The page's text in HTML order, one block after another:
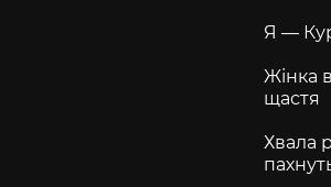
Я —
Жінка
щастя
Хвала